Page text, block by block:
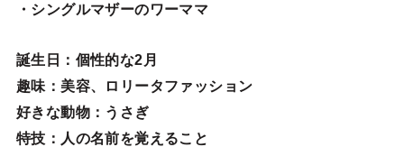
・シングルマザーのワーママ
誕生日 ：個性的な2月
趣味 ：美容、ロリータファッション
好きな動物：うさぎ
特技 ：人の名前を覚えること